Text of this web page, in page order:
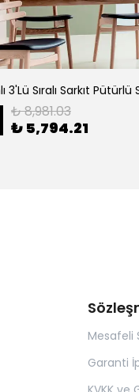
₺ 8,981.03
₺ 5,794.21
Mesafeli
Garanti